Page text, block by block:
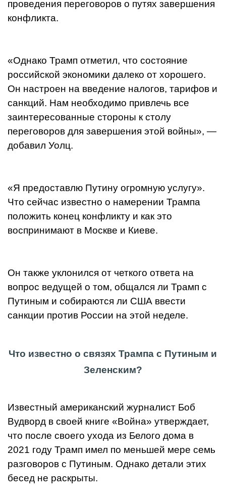
проведения переговоров о путях завершения
конфликта.
«Однако Трамп отметил, что состояние
российской экономики далеко от хорошего.
Он настроен на введение налогов, тарифов и
санкций. Нам необходимо привлечь все
заинтересованные стороны к столу
переговоров для завершения этой войны», —
добавил Уолц.
«Я предоставлю Путину огромную услугу».
Что сейчас известно о намерении Трампа
положить конец конфликту и как это
воспринимают в Москве и Киеве.
Он также уклонился от четкого ответа на
вопрос ведущей о том, общался ли Трамп с
Путиным и собираются ли США ввести
санкции против России на этой неделе.
Что известно о связях Трампа с Путиным и
Зеленским?
Известный американский журналист Боб
Вудворд в своей книге «Война» утверждает,
что после своего ухода из Белого дома в
2021 году Трамп имел по меньшей мере семь
разговоров с Путиным. Однако детали этих
бесед не раскрыты.